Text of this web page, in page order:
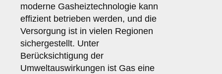
moderne Gasheiztechnologie kann
effizient betrieben werden, und die
Versorgung ist in vielen Regionen
sichergestellt. Unter
Berücksichtigung der
Umweltauswirkungen ist Gas eine